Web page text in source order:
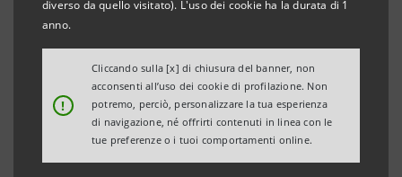
diverso da quello visitato). L'uso dei cookie ha la durata di 1
anno.
!
Cliccando sulla [x] di chiusura del banner, non
acconsenti all’uso dei cookie di profilazione. Non
potremo, perciò, personalizzare la tua esperienza
di navigazione, né offrirti contenuti in linea con le
tue preferenze o i tuoi comportamenti online.
• Il Turnover cresce a 53,5 miliardi di euro (+7,9%
rispetto al 2011)
• Gli Impieghi salgono a 11,4 miliardi di euro
(+16,2% rispetto al 2011)
• I Proventi operativi netti raggiungono i 256,9